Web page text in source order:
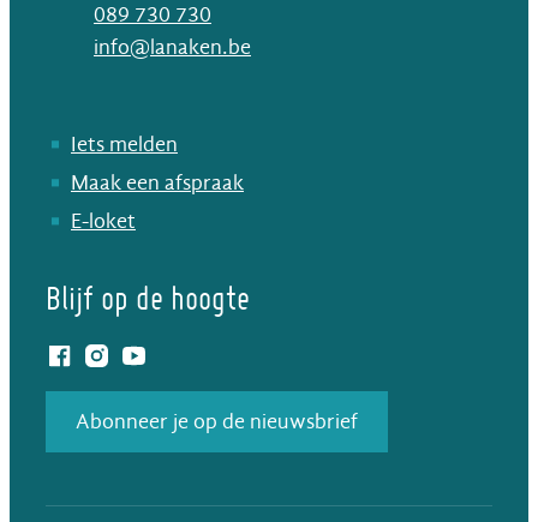
089 730 730
E-mailinfo@lanaken.be
Iets melden
Maak een afspraak
E-loket
Blijf op de hoogte
Facebook
Instagram
YouTube
Abonneer je op de nieuwsbrief